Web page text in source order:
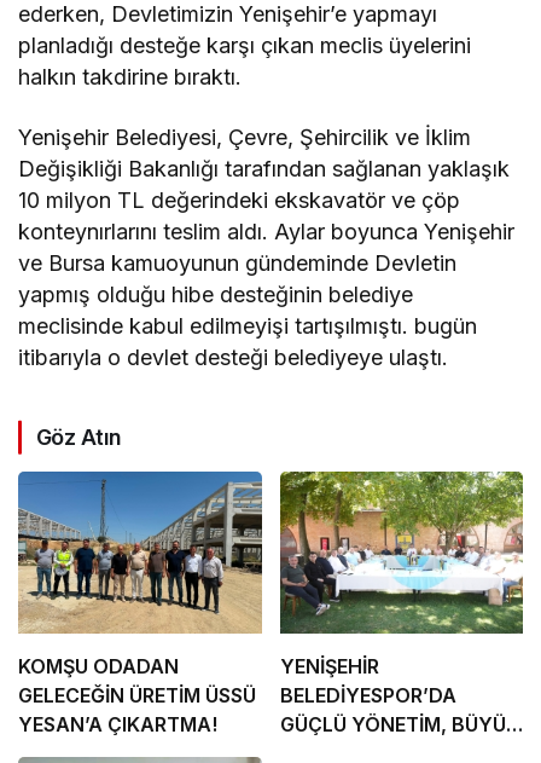
ederken, Devletimizin Yenişehir’e yapmayı
planladığı desteğe karşı çıkan meclis üyelerini
halkın takdirine bıraktı.
Yenişehir Belediyesi, Çevre, Şehircilik ve İklim
Değişikliği Bakanlığı tarafından sağlanan yaklaşık
10 milyon TL değerindeki ekskavatör ve çöp
konteynırlarını teslim aldı. Aylar boyunca Yenişehir
ve Bursa kamuoyunun gündeminde Devletin
yapmış olduğu hibe desteğinin belediye
meclisinde kabul edilmeyişi tartışılmıştı. bugün
itibarıyla o devlet desteği belediyeye ulaştı.
Göz Atın
KOMŞU ODADAN
GELECEĞİN ÜRETİM ÜSSÜ
YESAN’A ÇIKARTMA!
YENİŞEHİR
BELEDİYESPOR’DA
GÜÇLÜ YÖNETİM, BÜYÜK